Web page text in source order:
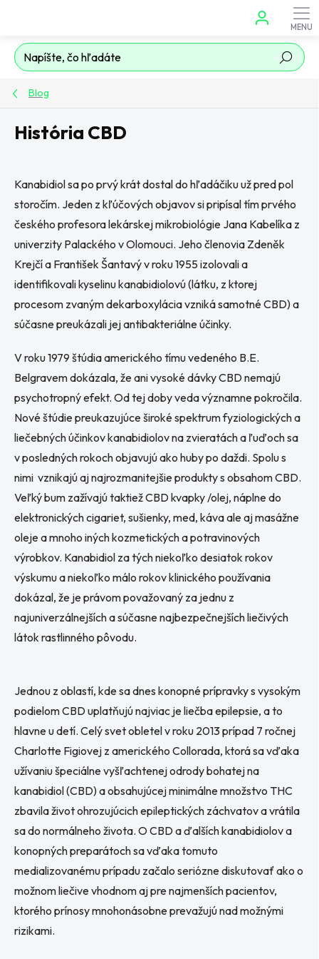
Hľadať
Blog
História CBD
Kanabidiol sa po prvý krát dostal do hľadáčiku už pred pol
storočím. Jeden z kľúčových objavov si pripísal tím prvého
českého profesora lekárskej mikrobiológie Jana Kabelíka z
univerzity Palackého v Olomouci. Jeho členovia Zdeněk
Krejčí a František Šantavý v roku 1955 izolovali a
identifikovali kyselinu kanabidiolovú (látku, z ktorej
procesom zvaným dekarboxylácia vzniká samotné CBD) a
súčasne preukázali jej antibakteriálne účinky.
V roku 1979 štúdia amerického tímu vedeného B.E.
Belgravem dokázala, že ani vysoké dávky CBD nemajú
psychotropný efekt. Od tej doby veda významne pokročila.
Nové štúdie preukazujúce široké spektrum fyziologických a
liečebných účinkov kanabidiolov na zvieratách a ľuďoch sa
v posledných rokoch objavujú ako huby po daždi. Spolu s
nimi vznikajú aj najrozmanitejšie produkty s obsahom CBD.
Veľký bum zažívajú taktiež CBD kvapky /olej, náplne do
elektronických cigariet, sušienky, med, káva ale aj masážne
oleje a mnoho iných kozmetických a potravinových
výrobkov. Kanabidiol za tých niekoľko desiatok rokov
výskumu a niekoľko málo rokov klinického používania
dokázal, že je právom považovaný za jednu z
najuniverzálnejších a súčasne najbezpečnejších liečivých
látok rastlinného pôvodu.
Jednou z oblastí, kde sa dnes konopné prípravky s vysokým
podielom CBD uplatňujú najviac je liečba epilepsie, a to
hlavne u detí. Celý svet obletel v roku 2013 prípad 7 ročnej
Charlotte Figiovej z amerického Collorada, ktorá sa vďaka
užívaniu špeciálne vyšľachtenej odrody bohatej na
kanabidiol (CBD) a obsahujúcej minimálne množstvo THC
zbavila život ohrozujúcich epileptických záchvatov a vrátila
sa do normálneho života. O CBD a ďalších kanabidiolov a
konopných preparátoch sa vďaka tomuto
medializovanému prípadu začalo seriózne diskutovať ako o
možnom liečive vhodnom aj pre najmenších pacientov,
ktorého prínosy mnohonásobne prevažujú nad možnými
rizikami.